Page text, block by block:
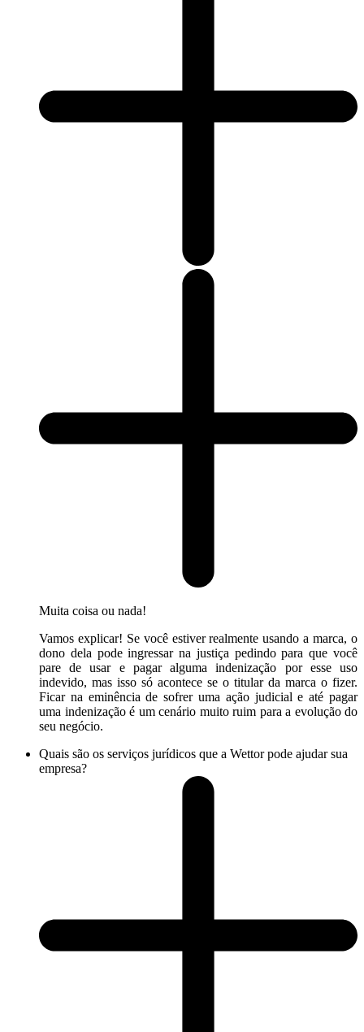
Muita coisa ou nada!
Vamos explicar! Se você estiver realmente usando a marca, o
dono dela pode ingressar na justiça pedindo para que você
pare de usar e pagar alguma indenização por esse uso
indevido, mas isso só acontece se o titular da marca o fizer.
Ficar na eminência de sofrer uma ação judicial e até pagar
uma indenização é um cenário muito ruim para a evolução do
seu negócio.
Quais são os serviços jurídicos que a Wettor pode ajudar sua
empresa?